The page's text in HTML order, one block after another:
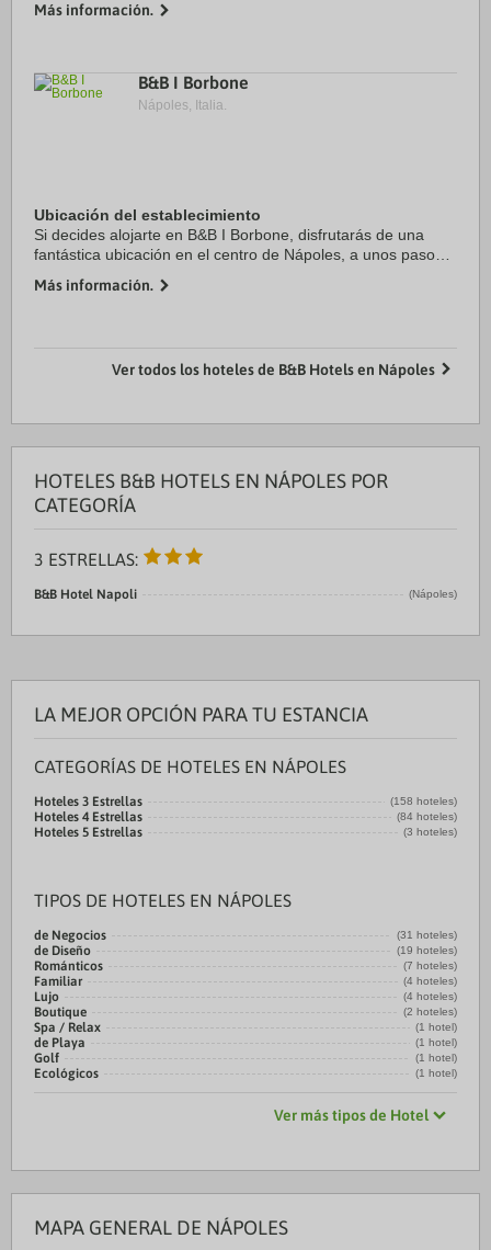
Piazza Giuseppe Garibaldi y Centro ...
Más información.
B&B I Borbone
Nápoles, Italia.
Ubicación del establecimiento
Si decides alojarte en B&B I Borbone, disfrutarás de una
fantástica ubicación en el centro de Nápoles, a unos pasos
Sansevero. Además, este bed and ...
Más información.
Ver todos los hoteles de B&B Hotels en Nápoles
HOTELES B&B HOTELS EN NÁPOLES POR
CATEGORÍA
3 ESTRELLAS:
B&B Hotel Napoli (Nápoles)
LA MEJOR OPCIÓN PARA TU ESTANCIA
CATEGORÍAS DE HOTELES EN NÁPOLES
Hoteles 3 Estrellas (158 hoteles)
Hoteles 4 Estrellas (84 hoteles)
Hoteles 5 Estrellas (3 hoteles)
TIPOS DE HOTELES EN NÁPOLES
de Negocios (31 hoteles)
de Diseño (19 hoteles)
Románticos (7 hoteles)
Familiar (4 hoteles)
Lujo (4 hoteles)
Boutique (2 hoteles)
Spa / Relax (1 hotel)
de Playa (1 hotel)
Golf (1 hotel)
Ecológicos (1 hotel)
Ver más tipos de Hotel
MAPA GENERAL DE NÁPOLES